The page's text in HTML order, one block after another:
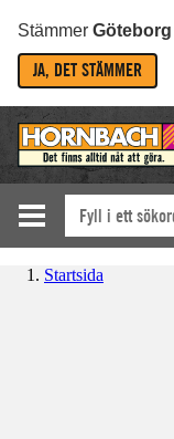
Stämmer Göteborg
JA, DET STÄMMER
Startsida